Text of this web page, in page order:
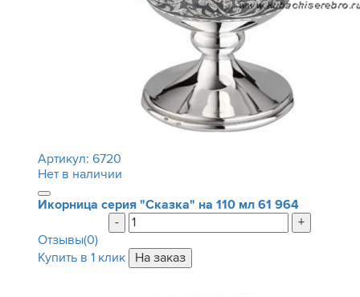
Артикул:6720
Нет в наличии
Икорница серия "Сказка" на 110 мл 61 964
-
+
Отзывы(0)
Купить в 1 клик